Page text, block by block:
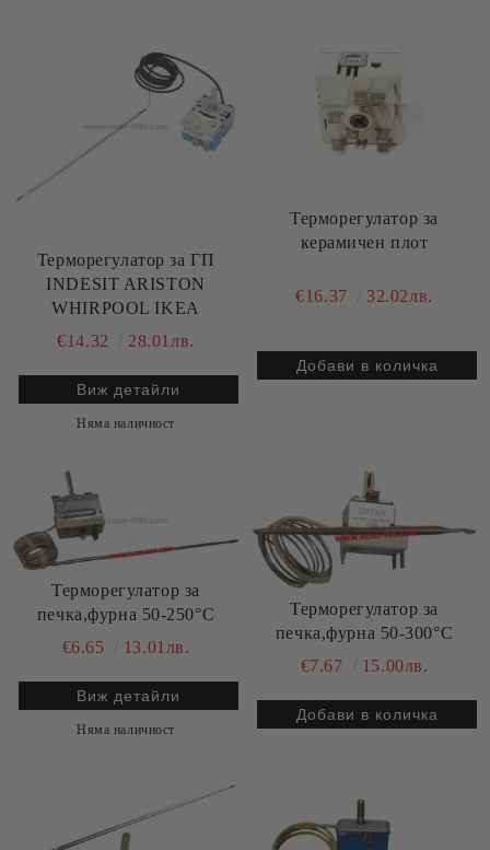
Терморегулатор за ГП
INDESIT ARISTON
WHIRPOOL IKEA
€14.32
28.01лв.
Виж детайли
Няма наличност
Терморегулатор за
керамичен плот
€16.37 32.02лв.
Терморегулатор за
печка,фурна 50-250°C
€6.65
13.01лв.
Виж детайли
Няма наличност
Терморегулатор за
печка,фурна 50-300°C
€7.67
15.00лв.